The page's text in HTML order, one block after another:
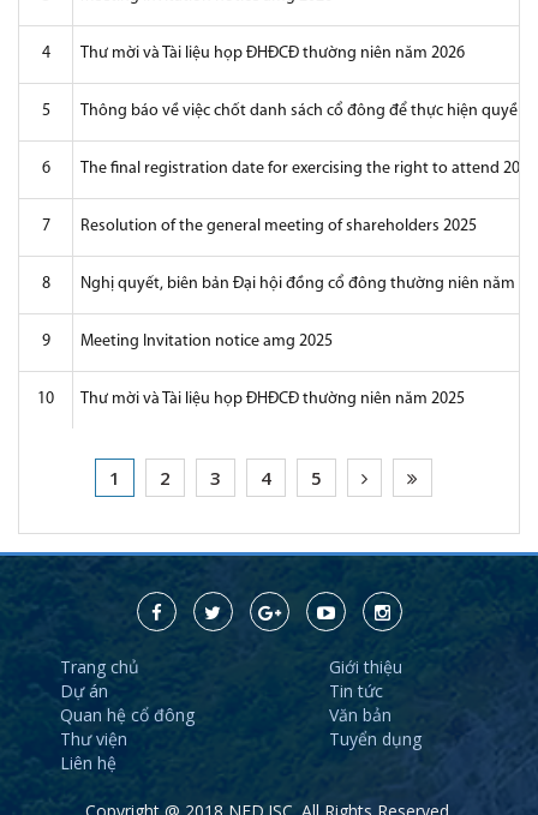
4 Thư mời và Tài liệu họp ĐHĐCĐ thường niên năm 2026
5 Thông báo về việc chốt danh sách cổ đông để thực hiện
6 The final registration date for exercising the right to attend
7 Resolution of the general meeting of shareholders 2025
8 Nghị quyết, biên bản Đại hội đồng cổ đông thường niên năm
9 Meeting Invitation notice amg 2025
10 Thư mời và Tài liệu họp ĐHĐCĐ thường niên năm 2025
1 2 3 4 5
Trang chủ
Giới thiệu
Dự án
Tin tức
Quan hệ cổ đông
Văn bản
Thư viện
Tuyển dụng
Liên hệ